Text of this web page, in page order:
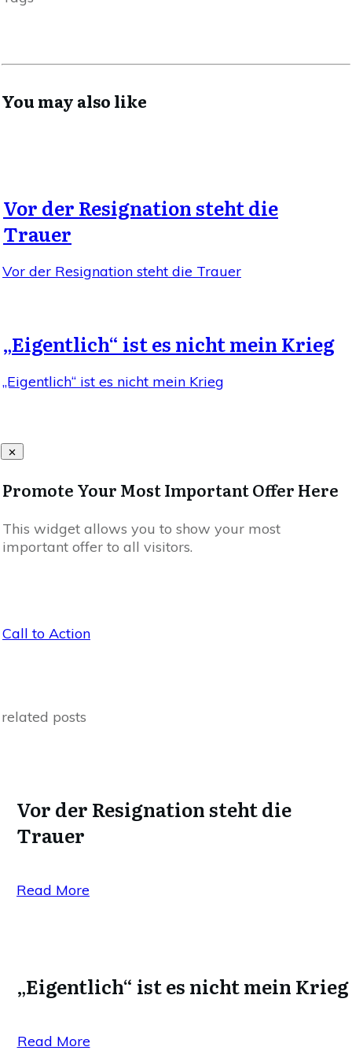
You may also like
Vor der Resignation steht die
Trauer
Vor der Resignation steht die Trauer
„Eigentlich“ ist es nicht mein Krieg
„Eigentlich“ ist es nicht mein Krieg
Promote Your Most Important Offer Here
This widget allows you to show your most
important offer to all visitors.
Call to Action
related posts
Vor der Resignation steht die
Trauer
Read More
„Eigentlich“ ist es nicht mein Krieg
Read More